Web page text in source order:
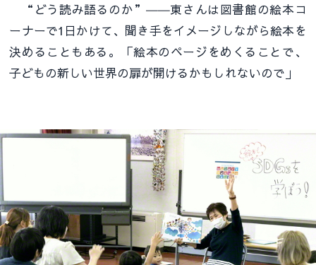
“どう読み語るのか”――東さんは図書館の絵本コ
ーナーで1日かけて、聞き手をイメージしながら絵本を
決めることもある。「絵本のページをめくることで、
子どもの新しい世界の扉が開けるかもしれないので」